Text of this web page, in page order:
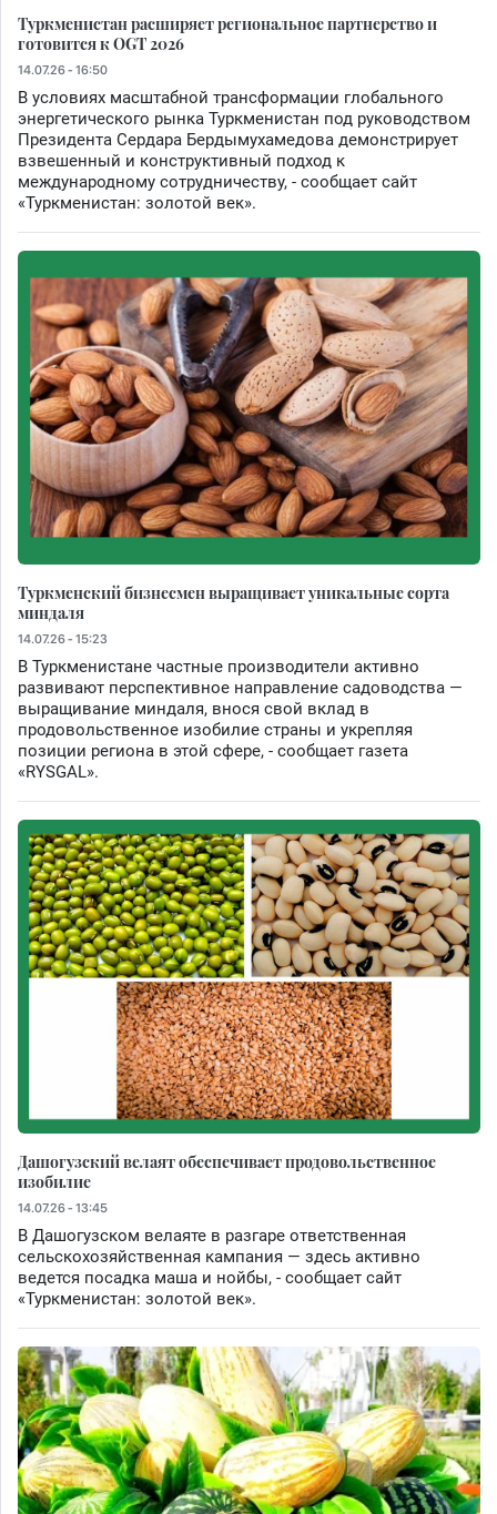
Туркменистан расширяет региональное партнерство и
готовится к OGT 2026
14.07.26 - 16:50
В условиях масштабной трансформации глобального
энергетического рынка Туркменистан под руководством
Президента Сердара Бердымухамедова демонстрирует
взвешенный и конструктивный подход к
международному сотрудничеству, - сообщает сайт
«Туркменистан: золотой век».
Туркменский бизнесмен выращивает уникальные сорта
миндаля
14.07.26 - 15:23
В Туркменистане частные производители активно
развивают перспективное направление садоводства —
выращивание миндаля, внося свой вклад в
продовольственное изобилие страны и укрепляя
позиции региона в этой сфере, - сообщает газета
«RYSGAL».
Дашогузский велаят обеспечивает продовольственное
изобилие
14.07.26 - 13:45
В Дашогузском велаяте в разгаре ответственная
сельскохозяйственная кампания — здесь активно
ведется посадка маша и нойбы, - сообщает сайт
«Туркменистан: золотой век».